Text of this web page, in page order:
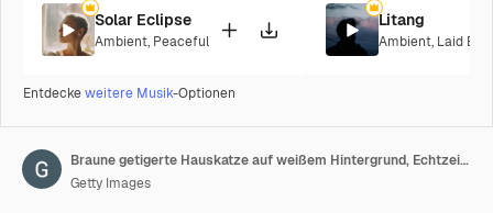
Solar Eclipse
Ambient, Peaceful
Litang
Ambient, Laid
Entdeckeweitere Musik-Optionen
Braune getigerte Hauskatze auf weißem Hintergrund, Echtzeit 4K
Getty Images